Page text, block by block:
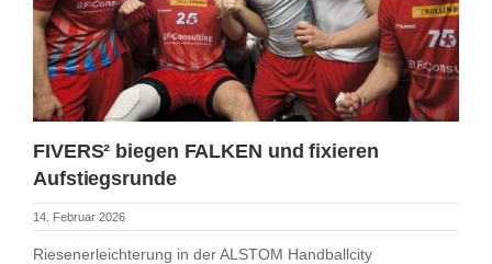
FIVERS² biegen FALKEN und fixieren
Aufstiegsrunde
14. Februar 2026
Riesenerleichterung in der ALSTOM Handballcity